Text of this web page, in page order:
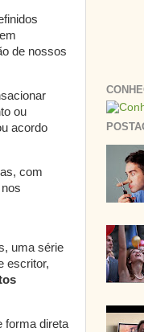
de nossos
ou
acordo
com
uma série
escritor,
forma direta